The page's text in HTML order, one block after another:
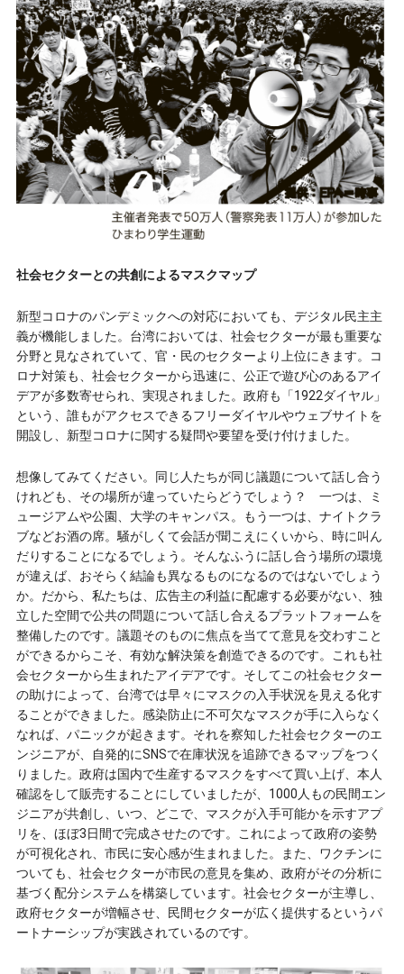
社会セクターとの共創によるマスクマップ
新型コロナのパンデミックへの対応においても、デジタル民主主
義が機能しました。台湾においては、社会セクターが最も重要な
分野と見なされていて、官・民のセクターより上位にきます。コ
ロナ対策も、社会セクターから迅速に、公正で遊び心のあるアイ
デアが多数寄せられ、実現されました。政府も「1922ダイヤル」
という、誰もがアクセスできるフリーダイヤルやウェブサイトを
開設し、新型コロナに関する疑問や要望を受け付けました。
想像してみてください。同じ人たちが同じ議題について話し合う
けれども、その場所が違っていたらどうでしょう？ 一つは、ミ
ュージアムや公園、大学のキャンパス。もう一つは、ナイトクラ
ブなどお酒の席。騒がしくて会話が聞こえにくいから、時に叫ん
だりすることになるでしょう。そんなふうに話し合う場所の環境
が違えば、おそらく結論も異なるものになるのではないでしょう
か。だから、私たちは、広告主の利益に配慮する必要がない、独
立した空間で公共の問題について話し合えるプラットフォームを
整備したのです。議題そのものに焦点を当てて意見を交わすこと
ができるからこそ、有効な解決策を創造できるのです。これも社
会セクターから生まれたアイデアです。そしてこの社会セクター
の助けによって、台湾では早々にマスクの入手状況を見える化す
ることができました。感染防止に不可欠なマスクが手に入らなく
なれば、パニックが起きます。それを察知した社会セクターのエ
ンジニアが、自発的にSNSで在庫状況を追跡できるマップをつく
りました。政府は国内で生産するマスクをすべて買い上げ、本人
確認をして販売することにしていましたが、1000人もの民間エン
ジニアが共創し、いつ、どこで、マスクが入手可能かを示すアプ
リを、ほぼ3日間で完成させたのです。これによって政府の姿勢
が可視化され、市民に安心感が生まれました。また、ワクチンに
ついても、社会セクターが市民の意見を集め、政府がその分析に
基づく配分システムを構築しています。社会セクターが主導し、
政府セクターが増幅させ、民間セクターが広く提供するというパ
ートナーシップが実践されているのです。